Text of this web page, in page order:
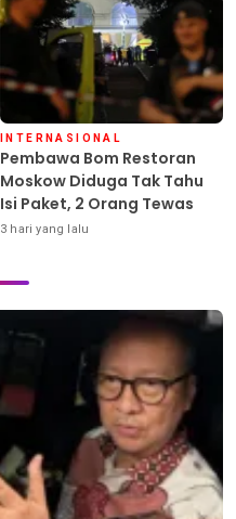
INTERNASIONAL
Pembawa Bom Restoran
Moskow Diduga Tak Tahu
Isi Paket, 2 Orang Tewas
3 hari yang lalu